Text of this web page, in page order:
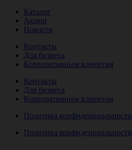
Каталог
Акции
Новости
Контакты
Для бизнеса
Корпоративным клиентам
Контакты
Для бизнеса
Корпоративным клиентам
Политика конфиденциальности
Политика конфиденциальности